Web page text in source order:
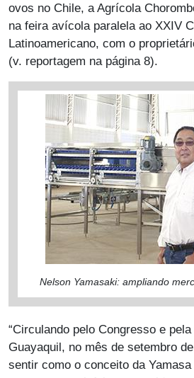
ovos no Chile, a Agrícola
na feira avícola paralela ao XXIV
Latinoamericano, com o
(v. reportagem na página 8).
Nelson Yamasaki: ampliando
“Circulando pelo Congresso e
Guayaquil, no mês de setembro
sentir como o conceito da